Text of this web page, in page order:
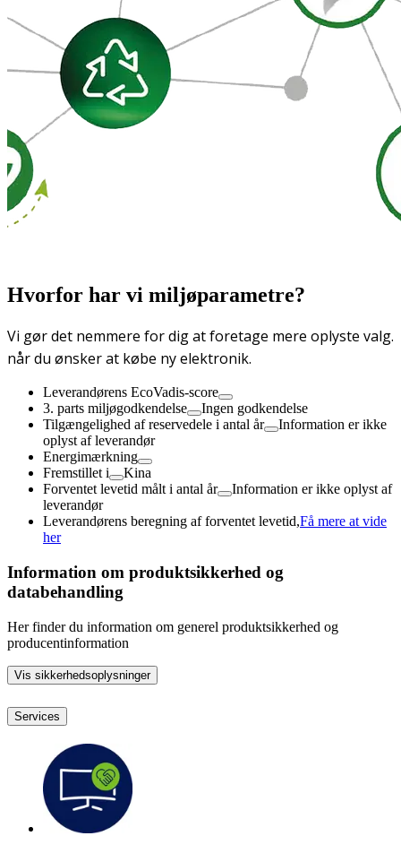
Hvorfor har vi miljøparametre?
Vi gør det nemmere for dig at foretage mere oplyste valg.
når du ønsker at købe ny elektronik.
Leverandørens EcoVadis-score
3. parts miljøgodkendelse
Ingen godkendelse
Tilgængelighed af reservedele i antal år
Information er ikke
oplyst af leverandør
Energimærkning
Fremstillet i
Kina
Forventet levetid målt i antal år
Information er ikke oplyst af
leverandør
Leverandørens beregning af forventet levetid,Få mere at vide
her
Information om produktsikkerhed og
databehandling
Her finder du information om generel produktsikkerhed og
producentinformation
Vis sikkerhedsoplysninger
Services